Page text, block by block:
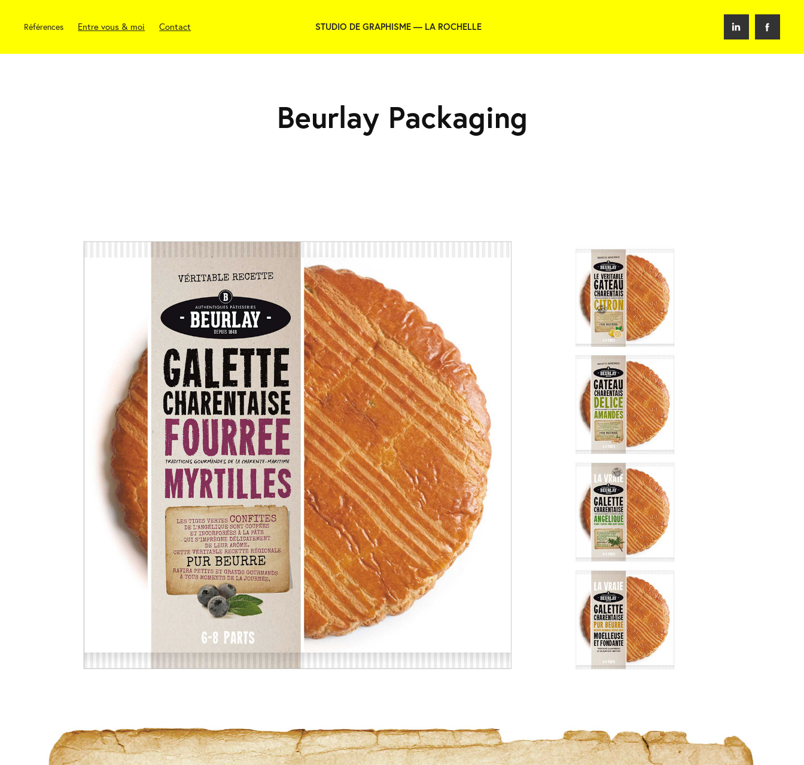
Références Entre vous & moi Contact STUDIO DE GRAPHISME — LA ROCHELLE
Beurlay Packaging